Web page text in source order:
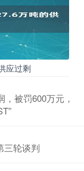
应过剩
被罚600万元，
三轮谈判